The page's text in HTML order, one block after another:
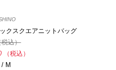
クスクエアニットバッグ
税込）
（税込）
M